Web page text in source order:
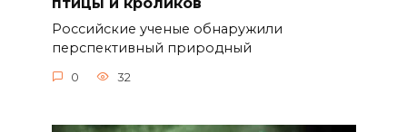
Российские ученые обнаружили
перспективный природный
0 32